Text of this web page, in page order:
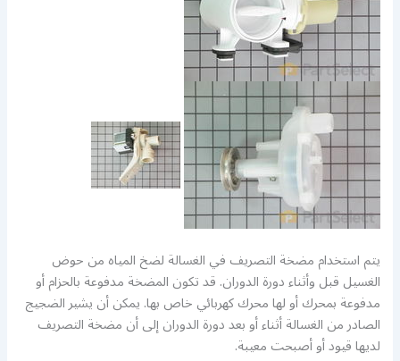
يتم استخدام مضخة التصريف في الغسالة لضخ المياه من حوض
الغسيل قبل وأثناء دورة الدوران. قد تكون المضخة مدفوعة بالحزام أو
مدفوعة بمحرك أو لها محرك كهربائي خاص بها. يمكن أن يشير الضجيج
الصادر من الغسالة أثناء أو بعد دورة الدوران إلى أن مضخة التصريف
لديها قيود أو أصبحت معيبة.